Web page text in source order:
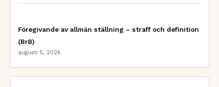
Föregivande av allmän ställning – straff och definition
(BrB)
augusti 5, 2026